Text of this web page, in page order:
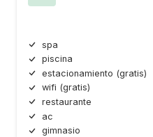
spa
piscina
estacionamiento (gratis)
wifi (gratis)
restaurante
ac
gimnasio